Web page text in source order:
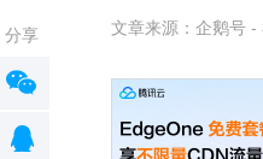
文章来源： 企鹅号 -
分享